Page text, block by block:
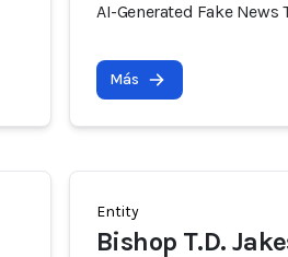
AI-Generated Fake News
Más
Entity
Bishop T.D.